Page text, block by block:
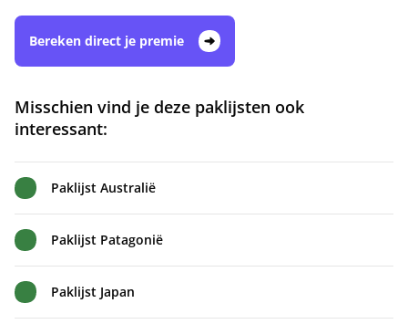
Bereken direct je premie
Misschien vind je deze paklijsten ook
interessant:
Paklijst Australië
Paklijst Patagonië
Paklijst Japan